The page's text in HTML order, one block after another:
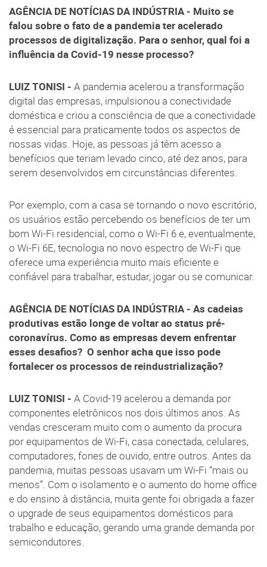
AGÊNCIA DE NOTÍCIAS DA INDÚSTRIA - Muito se
falou sobre o fato de a pandemia ter acelerado
processos de digitalização. Para o senhor, qual foi a
influência da Covid-19 nesse processo?
LUIZ TONISI - A pandemia acelerou a transformação
digital das empresas, impulsionou a conectividade
doméstica e criou a consciência de que a conectividade
é essencial para praticamente todos os aspectos de
nossas vidas. Hoje, as pessoas já têm acesso a
benefícios que teriam levado cinco, até dez anos, para
serem desenvolvidos em circunstâncias diferentes.
Por exemplo, com a casa se tornando o novo escritório,
os usuários estão percebendo os benefícios de ter um
bom Wi-Fi residencial, como o Wi-Fi 6 e, eventualmente,
o Wi-Fi 6E, tecnologia no novo espectro de Wi-Fi que
oferece uma experiência muito mais eficiente e
confiável para trabalhar, estudar, jogar ou se comunicar.
AGÊNCIA DE NOTÍCIAS DA INDÚSTRIA - As cadeias
produtivas estão longe de voltar ao status pré-
coronavírus. Como as empresas devem enfrentar
esses desafios? O senhor acha que isso pode
fortalecer os processos de reindustrialização?
LUIZ TONISI - A Covid-19 acelerou a demanda por
componentes eletrônicos nos dois últimos anos. As
vendas cresceram muito com o aumento da procura
por equipamentos de Wi-Fi, casa conectada, celulares,
computadores, fones de ouvido, entre outros. Antes da
pandemia, muitas pessoas usavam um Wi-Fi “mais ou
menos”. Com o isolamento e o aumento do home office
e do ensino à distância, muita gente foi obrigada a fazer
o upgrade de seus equipamentos domésticos para
trabalho e educação, gerando uma grande demanda por
semicondutores.